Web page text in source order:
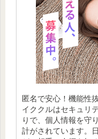
匿名で安心！機能性
イククルはセキュリ
りで、個人情報を守
計がされています。